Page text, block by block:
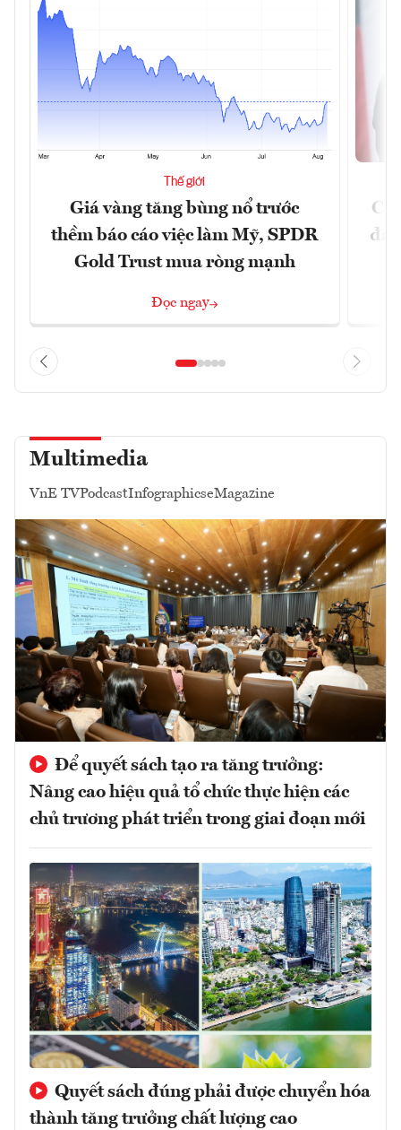
Thế giới
Giá vàng tăng bùng nổ trước
thềm báo cáo việc làm Mỹ, SPDR
Gold Trust mua ròng mạnh
Đọc ngay
đã
Multimedia
VnE TVPodcastInfographicseMagazine
Để quyết sách tạo ra tăng trưởng:
Nâng cao hiệu quả tổ chức thực hiện các
chủ trương phát triển trong giai đoạn mới
Quyết sách đúng phải được chuyển hóa
thành tăng trưởng chất lượng cao